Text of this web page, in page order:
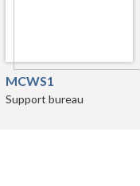
MCWS1
Support bureau